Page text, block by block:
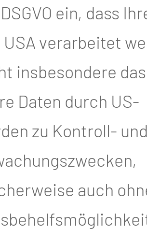
der
(MISE)
mit
ein, dass
USA verarbeitet
insbesondere
Daten durch US-
zu Kontroll-
auch